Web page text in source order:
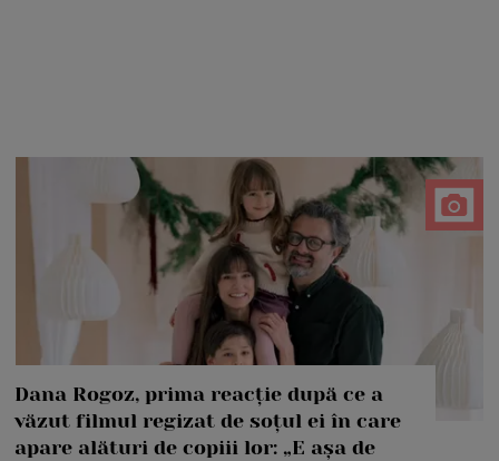
Dana Rogoz, prima reacție după ce a
văzut filmul regizat de soțul ei în care
apare alături de copiii lor: „E așa de